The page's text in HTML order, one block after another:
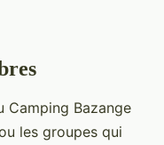
Camping Bazange
les groupes qui